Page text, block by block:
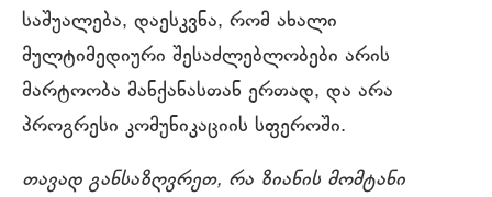
საშუალება, დაესკვნა, რომ ახალი
მულტიმედიური შესაძლებლობები არის
მარტოობა მანქანასთან ერთად, და არა
პროგრესი კომუნიკაციის სფეროში.
თავად განსაზღვრეთ, რა ზიანის მომტანი